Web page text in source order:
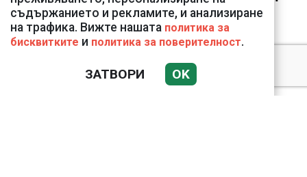
Подводни кадри от
съдържанието и рекламите, и анализиране
на трафика. Вижте нашата политика за
бисквитките и политика за поверителност.
ЗАТВОРИ OK